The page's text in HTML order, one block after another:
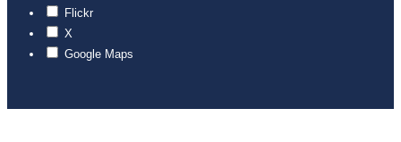
Flickr
X
Google Maps